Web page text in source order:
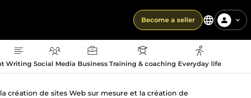
Become a seller
Writing Social Media Business Training & coaching Everyday life
création de sites Web sur mesure et la création de